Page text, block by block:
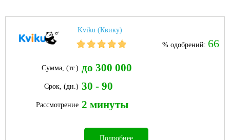
Kviku (Квику)
% одобрений: 66
Сумма, (тг.) до 300 000
Срок, (дн.) 30 - 90
Рассмотрение 2 минуты
Подробнее